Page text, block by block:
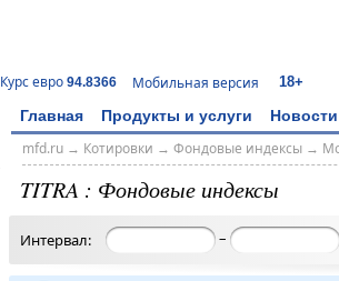
Курс евро 94.8366 Мобильная версия 18+
Главная Продукты и услуги Новости
mfd.ru→ Котировки → Фондовые индексы→
TITRA : Фондовые индексы
Интервал: –